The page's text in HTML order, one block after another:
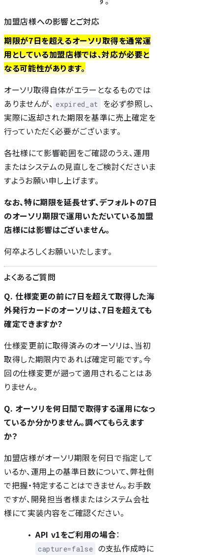
加盟店様への影響とご対応
期限が7日を超えるオーソリ取得を通常運
用としている加盟店様では、対応が必要と
なる可能性があります。
オーソリ取得自体がエラーとなるものでは
ありませんが、 expired_at
を必ず参照し、
実際に返却された期限を基準に売上確定を
行っていただく必要がございます。
各社様にて影響範囲をご確認のうえ、運用
またはシステムの見直しをご検討くださいま
すようお願い申し上げます。
なお、特に期限を延長せず、デフォルトの7日
のオーソリ期限で運用いただいている加盟
店様には影響はございません。
何卒よろしくお願いいたします。
よくあるご質問
Q. 仕様変更の前に7日を超えて取得した海
外発行カードのオーソリは、7日を超えても
確定できますか？
仕様変更前に取得済みのオーソリは、当初
取得した期限内であれば確定可能です。今
回の仕様変更が遡って適用されることはあ
りません。
Q. オーソリを何日間で取得する運用になっ
ているか分かりません。調べてもらえます
か？
加盟店様がオーソリ期限を何日で指定して
いるか、運用上の基準日数について、弊社側
で把握・特定することはできません。お手数
ですが、開発担当者様またはシステム会社
様にて実装内容をご確認ください。
API v1をご利用の場合：
capture=false の支払作成時に